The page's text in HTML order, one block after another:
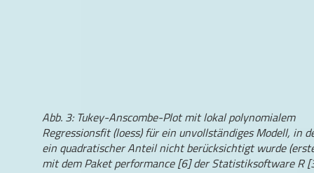
Abb. 3: Tukey-Anscombe-Plot mit lokal polynomialem
Regressionsfit (loess) für ein unvollständiges Modell, in
ein quadratischer Anteil nicht berücksichtigt wurde
mit dem Paket performance [6] der Statistiksoftware R